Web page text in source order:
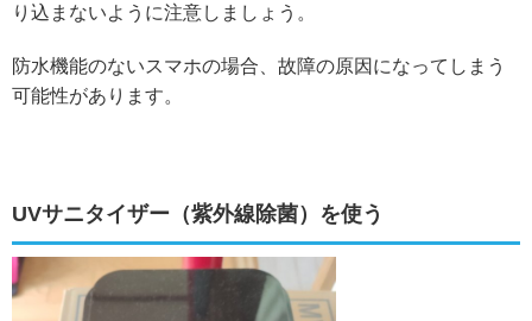
り込まないように注意しましょう。
防水機能のないスマホの場合、故障の原因になってしまう
可能性があります。
UVサニタイザー（紫外線除菌）を使う